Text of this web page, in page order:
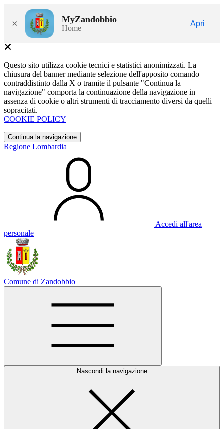
× MyZandobbio
Home
Apri
Questo sito utilizza cookie tecnici e statistici anonimizzati. La
chiusura del banner mediante selezione dell'apposito comando
contraddistinto dalla X o tramite il pulsante "Continua la
navigazione" comporta la continuazione della navigazione in
assenza di cookie o altri strumenti di tracciamento diversi da quelli
sopracitati.
COOKIE POLICY
Continua la navigazione
Regione Lombardia
Accedi all'area
personale
Comune di Zandobbio
Nascondi la navigazione